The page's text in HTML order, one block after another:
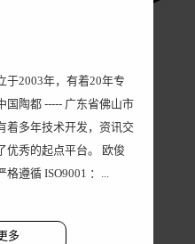
于2003年，有着20年专
国陶都 ----- 广东省佛山市
着多年技术开发，资讯交
优秀的起点平台。 欧俊
格遵循 ISO9001 ：...
多